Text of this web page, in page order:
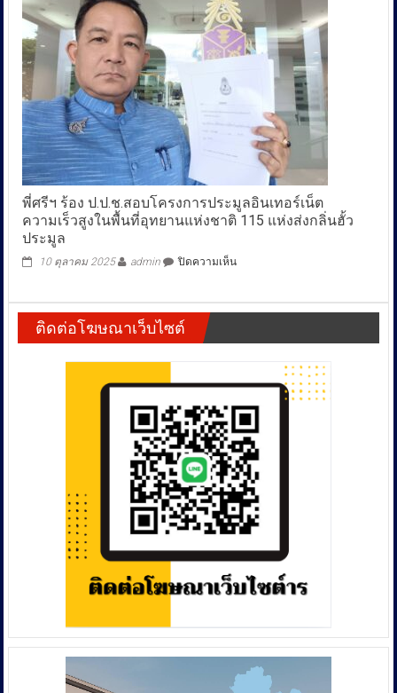
พี่ศรีฯ ร้อง ป.ป.ช.สอบโครงการประมูลอินเทอร์เน็ต
ความเร็วสูงในพื้นที่อุทยานแห่งชาติ 115 แห่งส่งกลิ่นฮั้ว
ประมูล
10 ตุลาคม 2025 admin ปิดความเห็นบน
อินเทอร์เน็ต
ความเร็ว
สูง
พื้นที่
อุทยาน
แห่ง
ชาติ
115
แห่ง
ส่ง
กลิ่น
ฮั้ว
ประมูล
ติดต่อโฆษณาเว็บไซต์